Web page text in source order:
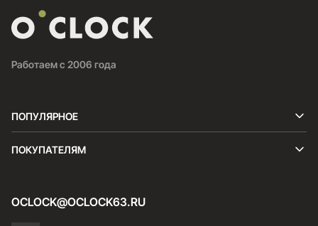
Работаем с 2006 года
ПОПУЛЯРНОЕ
ПОКУПАТЕЛЯМ
OCLOCK@OCLOCK63.RU